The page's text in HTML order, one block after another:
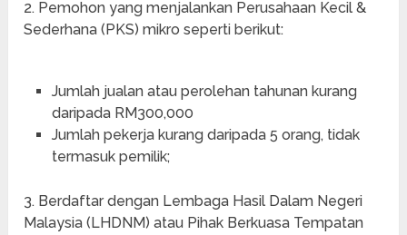
2. Pemohon yang menjalankan Perusahaan Kecil &
Sederhana (PKS) mikro seperti berikut:
Jumlah jualan atau perolehan tahunan kurang
daripada RM300,000
Jumlah pekerja kurang daripada 5 orang, tidak
termasuk pemilik;
3. Berdaftar dengan Lembaga Hasil Dalam Negeri
Malaysia (LHDNM) atau Pihak Berkuasa Tempatan